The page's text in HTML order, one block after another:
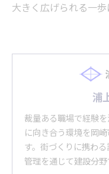
大きく広げられる一歩
浦
裁量ある職場で経験
に向き合う環境を岡
す。街づくりに携わ
管理を通じて建設分野